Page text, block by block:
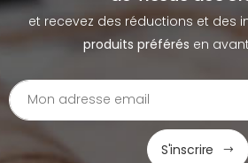
et recevez des réductions et des
produits préférés en
S'inscrire